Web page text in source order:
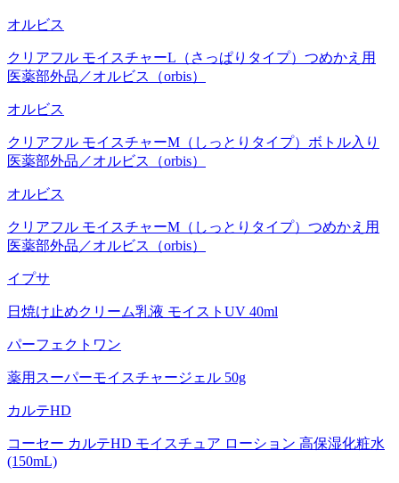
オルビス
クリアフル モイスチャーL（さっぱりタイプ）つめかえ用
医薬部外品／オルビス（orbis）
オルビス
クリアフル モイスチャーM（しっとりタイプ）ボトル入り
医薬部外品／オルビス（orbis）
オルビス
クリアフル モイスチャーM（しっとりタイプ）つめかえ用
医薬部外品／オルビス（orbis）
イプサ
日焼け止めクリーム乳液 モイストUV 40ml
パーフェクトワン
薬用スーパーモイスチャージェル 50g
カルテHD
コーセー カルテHD モイスチュア ローション 高保湿化粧水
(150mL)